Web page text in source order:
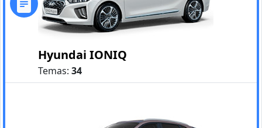
Hyundai IONIQ
Temas: 34